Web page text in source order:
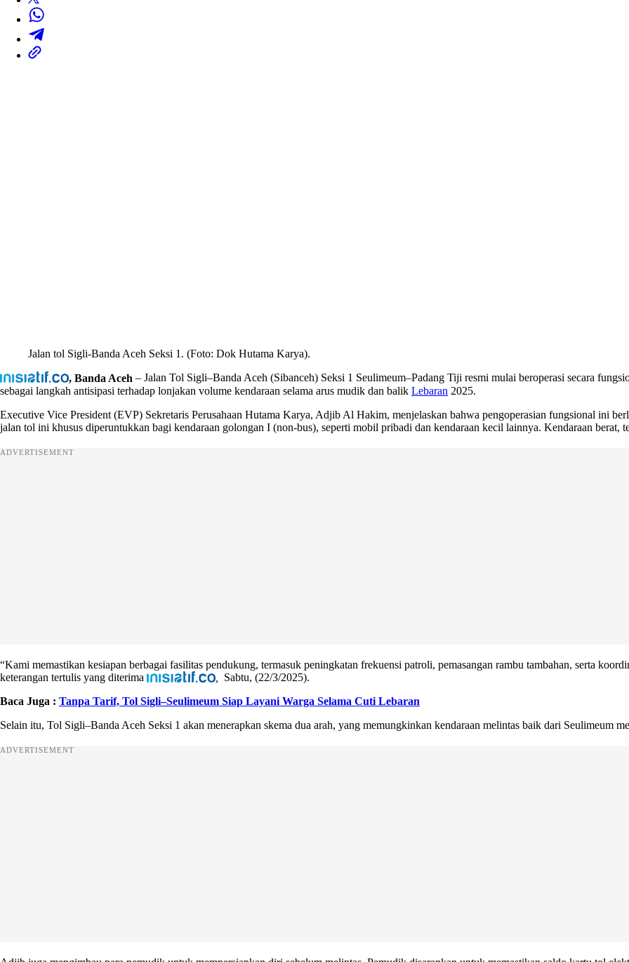
Jalan tol Sigli-Banda Aceh Seksi 1. (Foto: Dok Hutama Karya).
, Banda Aceh – Jalan Tol Sigli–Banda Aceh (Sibanceh) Seksi 1 Seulimeum–Padang Tiji resmi mulai beroperasi secara
sebagai langkah antisipasi terhadap lonjakan volume kendaraan selama arus mudik dan balik Lebaran 2025.
Executive Vice President (EVP) Sekretaris Perusahaan Hutama Karya, Adjib Al Hakim, menjelaskan bahwa pengoperasian fungsional ini
jalan tol ini khusus diperuntukkan bagi kendaraan golongan I (non-bus), seperti mobil pribadi dan kendaraan kecil lainnya. Kendaraan berat,
ADVERTISEMENT
“Kami memastikan kesiapan berbagai fasilitas pendukung, termasuk peningkatan frekuensi patroli, pemasangan rambu tambahan, serta
keterangan tertulis yang diterima
,
Sabtu, (22/3/2025).
Baca Juga : Tanpa Tarif, Tol Sigli–Seulimeum Siap Layani Warga Selama Cuti Lebaran
Selain itu, Tol Sigli–Banda Aceh Seksi 1 akan menerapkan skema dua arah, yang memungkinkan kendaraan melintas baik dari Seulimeum
ADVERTISEMENT